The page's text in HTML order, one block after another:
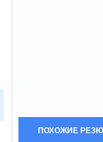
ПОХОЖИЕ